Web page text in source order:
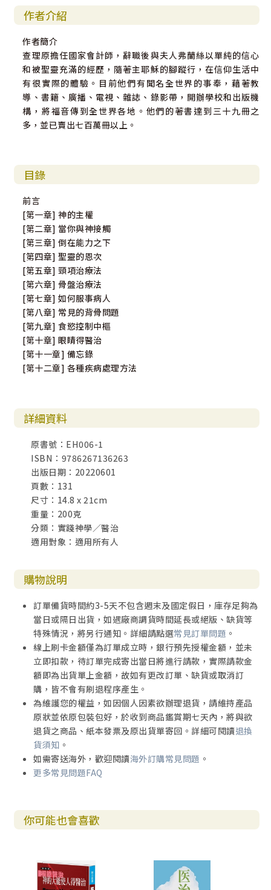
作者介紹
作者簡介
查理原擔任國家會計師，辭職後與夫人弗蘭絲以單純的信心
和被聖靈充滿的經歷，隨著主耶穌的腳蹤行，在信仰生活中
有很實際的體驗。目前他們有聞名全世界的事奉，藉著教
導、書籍、廣播、電視、雜誌、錄影帶，開辦學校和出版機
構，將福音傳到全世界各地。他們的著書達到三十九冊之
多，並已賣出七百萬冊以上。
目錄
前言
[第一章] 神的主權
[第二章] 當你與神接觸
[第三章] 倒在能力之下
[第四章] 聖靈的恩次
[第五章] 頸項治療法
[第六章] 骨盤治療法
[第七章] 如何服事病人
[第八章] 常見的背骨問題
[第九章] 食慾控制中樞
[第十章] 眼睛得醫治
[第十一章] 備忘錄
[第十二章] 各種疾病處理方法
詳細資料
原書號：EH006-1
ISBN：9786267136263
出版日期：20220601
頁數：131
尺寸：14.8 x 21cm
重量：200克
分類：實踐神學／醫治
適用對象：適用所有人
購物說明
訂單備貨時間約3-5天不包含週末及國定假日，庫存足夠為
當日或隔日出貨，如遇廠商調貨時間延長或絕版、缺貨等
特殊情況，將另行通知。詳細請點選常見訂單問題 。
線上刷卡金額僅為訂單成立時，銀行預先授權金額，並未
立即扣款，待訂單完成寄出當日將進行請款，實際請款金
額即為出貨單上金額，故如有更改訂單、缺貨或取消訂
購，皆不會有刷退程序產生。
為維護您的權益，如因個人因素欲辦理退貨，請維持產品
原狀並依原包裝包好，於收到商品鑑賞期七天內，將與欲
退貨之商品、紙本發票及原出貨單寄回。詳細可閱讀退換
貨須知 。
如需寄送海外，歡迎閱讀海外訂購常見問題 。
更多常見問題FAQ
你可能也會喜歡